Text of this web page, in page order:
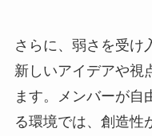
さらに、弱さを受け
新しいアイデアや視
ます。メンバーが自
る環境では、創造性